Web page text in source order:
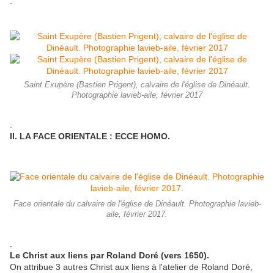
Saint Exupère (Bastien Prigent), calvaire de l'église de Dinéault.
Photographie lavieb-aile, février 2017
II. LA FACE ORIENTALE : ECCE HOMO.
Face orientale du calvaire de l'église de Dinéault. Photographie lavieb-
aile, février 2017.
Le Christ aux liens par Roland Doré (vers 1650).
On attribue 3 autres Christ aux liens à l'atelier de Roland Doré,